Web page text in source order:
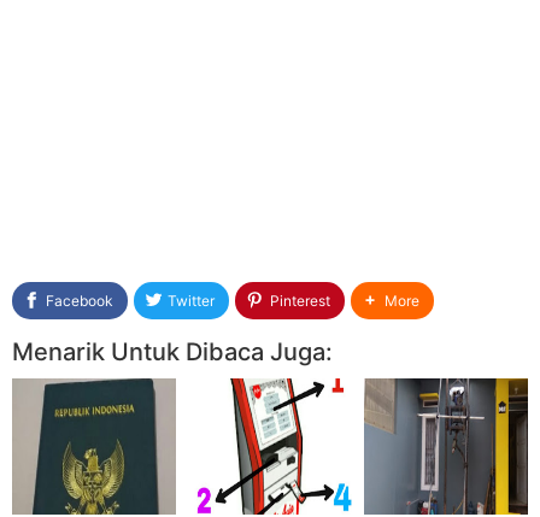
Facebook Twitter Pinterest More
Menarik Untuk Dibaca Juga: